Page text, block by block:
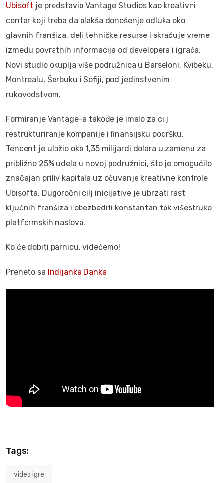
Ubisoft je predstavio Vantage Studios kao kreativni
centar koji treba da olakša donošenje odluka oko
glavnih franšiza, deli tehničke resurse i skraćuje vreme
između povratnih informacija od developera i igrača.
Novi studio okuplja više podružnica u Barseloni, Kvibeku,
Montrealu, Šerbuku i Sofiji, pod jedinstvenim
rukovodstvom.
Formiranje Vantage-a takođe je imalo za cilj
restrukturiranje kompanije i finansijsku podršku.
Tencent je uložio oko 1,35 milijardi dolara u zamenu za
približno 25% udela u novoj podružnici, što je omogućilo
značajan priliv kapitala uz očuvanje kreativne kontrole
Ubisofta. Dugoročni cilj inicijative je ubrzati rast
ključnih franšiza i obezbediti konstantan tok višestruko
platformskih naslova.
Ko će dobiti parnicu, videćemo!
Preneto sa Indijanka Danka
Tags:
video igre